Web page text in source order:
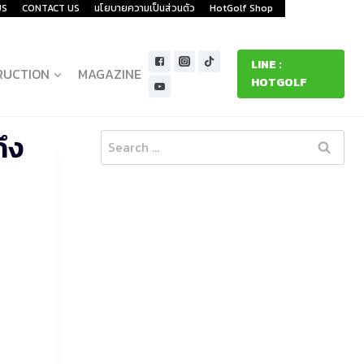
CONTACT US นโยบายความเป็นส่วนตัว HotGolf Shop
MAGAZINE
LINE :
HOTGOLF
ง
Search
for: